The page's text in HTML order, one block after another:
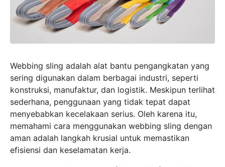
Webbing sling adalah alat bantu pengangkatan yang
sering digunakan dalam berbagai industri, seperti
konstruksi, manufaktur, dan logistik. Meskipun terlihat
sederhana, penggunaan yang tidak tepat dapat
menyebabkan kecelakaan serius. Oleh karena itu,
memahami cara menggunakan webbing sling dengan
aman adalah langkah krusial untuk memastikan
efisiensi dan keselamatan kerja.